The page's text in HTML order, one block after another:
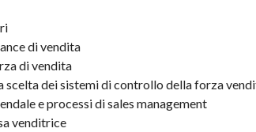
di vendita
di vendita
dei sistemi di controllo della forza
e processi di sales management
venditrice